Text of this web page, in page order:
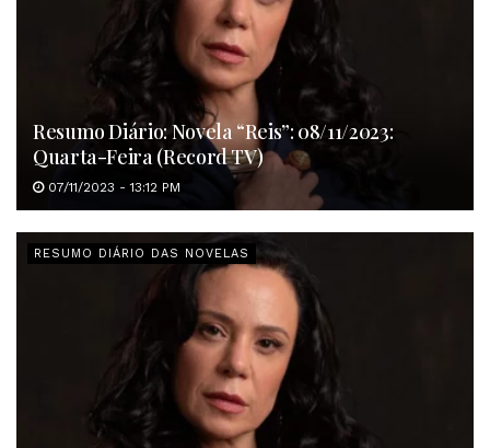
Resumo Diário: Novela “Reis”: 08/11/2023:
Quarta-Feira (Record TV)
07/11/2023 - 13:12 PM
RESUMO DIÁRIO DAS NOVELAS